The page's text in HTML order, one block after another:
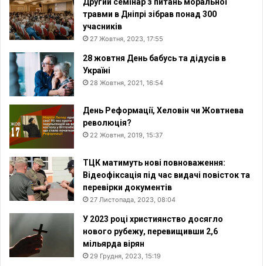
травми в Дніпрі зібрав понад 300
учасників
27 Жовтня, 2023, 17:55
28 жовтня День бабусь та дідусів в
Україні
28 Жовтня, 2021, 16:54
День Реформації, Хеловін чи Жовтнева
революція?
22 Жовтня, 2019, 15:37
ТЦК матимуть нові повноваження:
Відеофіксація під час видачі повісток та
перевірки документів
27 Листопада, 2023, 08:04
У 2023 році християнство досягло
нового рубежу, перевищивши 2,6
мільярда вірян
29 Грудня, 2023, 15:19